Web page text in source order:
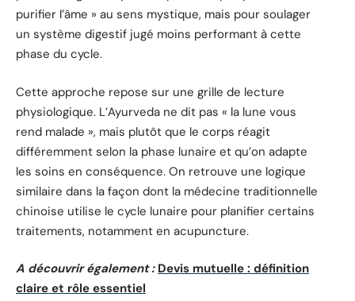
purifier l’âme » au sens mystique, mais pour soulager
un système digestif jugé moins performant à cette
phase du cycle.
Cette approche repose sur une grille de lecture
physiologique. L’Ayurveda ne dit pas « la lune vous
rend malade », mais plutôt que le corps réagit
différemment selon la phase lunaire et qu’on adapte
les soins en conséquence. On retrouve une logique
similaire dans la façon dont la médecine traditionnelle
chinoise utilise le cycle lunaire pour planifier certains
traitements, notamment en acupuncture.
A découvrir également : Devis mutuelle : définition
claire et rôle essentiel